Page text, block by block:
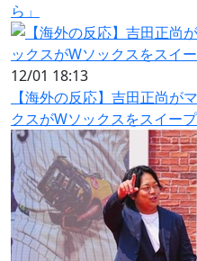
ら」
12/01 18:13
【海外の反応】吉田正尚が
クスがWソックスをスイー